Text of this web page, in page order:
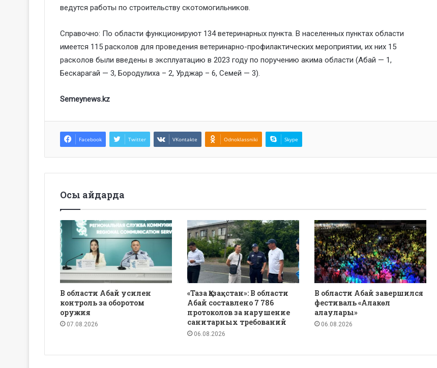
ведутся работы по строительству скотомогильников.
Справочно: По области функционируют 134 ветеринарных пункта. В населенных пунктах области
имеется 115 расколов для проведения ветеринарно-профилактических мероприятии, их них 15
расколов были введены в эксплуатацию в 2023 году по поручению акима области (Абай — 1,
Бескарагай — 3, Бородулиха – 2, Урджар – 6, Семей — 3).
Semeynews.kz
Facebook Twitter VKontakte Odnoklassniki Skype
Осы айдарда
В области Абай усилен
контроль за оборотом
оружия
07.08.2026
«Таза Қазақстан»: В области
Абай составлено 7 786
протоколов за нарушение
санитарных требований
06.08.2026
В области Абай завершился
фестиваль «Алакөл
алаулары»
06.08.2026